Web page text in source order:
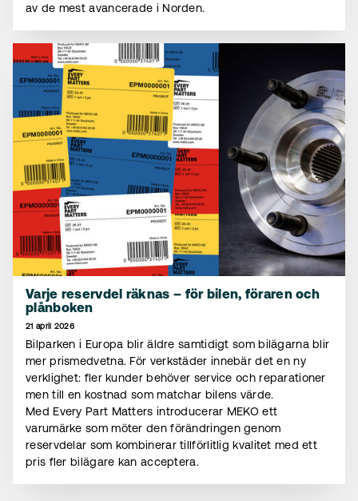
av de mest avancerade i Norden.
Varje reservdel räknas – för bilen, föraren och
plånboken
21 april 2026
Bilparken i Europa blir äldre samtidigt som bilägarna blir
mer prismedvetna. För verkstäder innebär det en ny
verklighet: fler kunder behöver service och reparationer
men till en kostnad som matchar bilens värde.
Med Every Part Matters introducerar MEKO ett
varumärke som möter den förändringen genom
reservdelar som kombinerar tillförlitlig kvalitet med ett
pris fler bilägare kan acceptera.